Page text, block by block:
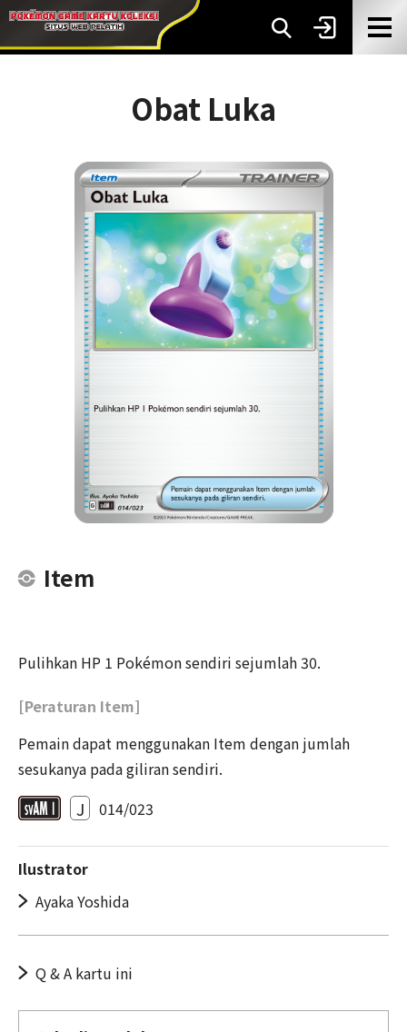
Obat Luka
Item
Pulihkan HP 1 Pokémon sendiri sejumlah 30.
[Peraturan Item]
Pemain dapat menggunakan Item dengan jumlah
sesukanya pada giliran sendiri.
J 014/023
Ilustrator
Ayaka Yoshida
Q & A kartu ini